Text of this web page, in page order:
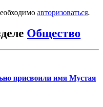
авторизоваться.
Общество
присвоили имя Мустая